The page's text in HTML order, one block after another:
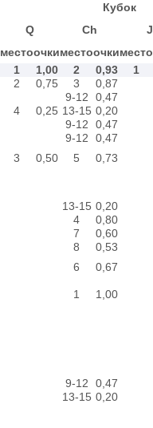
Кубок
Q Ch
J
местоочкиместоочкиместо
1 1,00 2 0,93
1
2 0,75 3
0,87
9-12
0,47
4 0,25 13-15 0,20
9-12
0,47
9-12
0,47
3 0,50 5 0,73
13-15 0,20
4
0,80
7
0,60
8
0,53
6 0,67
1 1,00
9-12
0,47
13-15 0,20